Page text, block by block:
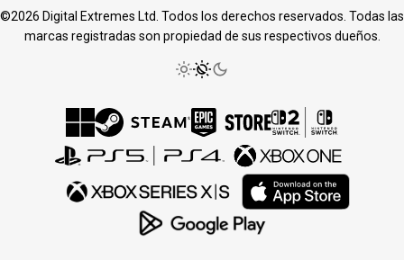
©2026 Digital Extremes Ltd. Todos los derechos reservados. Todas las
marcas registradas son propiedad de sus respectivos dueños.